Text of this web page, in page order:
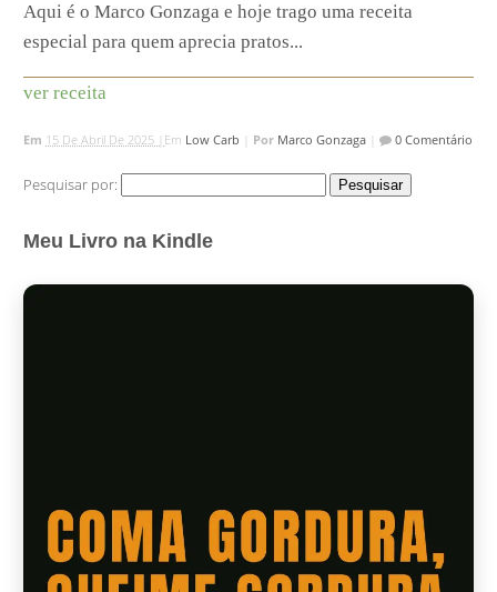
Aqui é o Marco Gonzaga e hoje trago uma receita
especial para quem aprecia pratos...
ver receita
Em 15 De Abril De 2025 | Em Low Carb Por Marco Gonzaga | 0 Comentário
Pesquisar por:
Meu Livro na Kindle